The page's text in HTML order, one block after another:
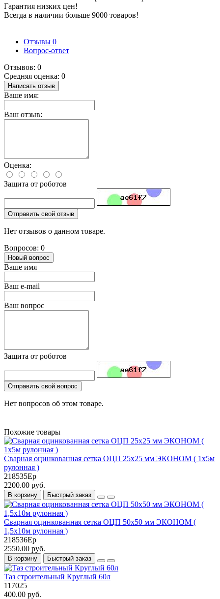
Гарантия низких цен!
Всегда в наличии больше 9000 товаров!
Отзывы 0
Вопрос-ответ
Отзывов: 0
Средняя оценка: 0
Написать отзыв
Ваше имя:
Ваш отзыв:
Оценка:
Защита от роботов
Отправить свой отзыв
Нет отзывов о данном товаре.
Вопросов: 0
Новый вопрос
Ваше имя
Ваш e-mail
Ваш вопрос
Защита от роботов
Отправить свой вопрос
Нет вопросов об этом товаре.
Похожие товары
Сварная оцинкованная сетка ОЦП 25х25 мм ЭКОНОМ ( 1х5м
рулонная )
218535Ер
2200.00 руб.
В корзину Быстрый заказ
Сварная оцинкованная сетка ОЦП 50х50 мм ЭКОНОМ (
1,5х10м рулонная )
218536Ер
2550.00 руб.
В корзину Быстрый заказ
Таз строительный Круглый 60л
117025
400.00 руб.